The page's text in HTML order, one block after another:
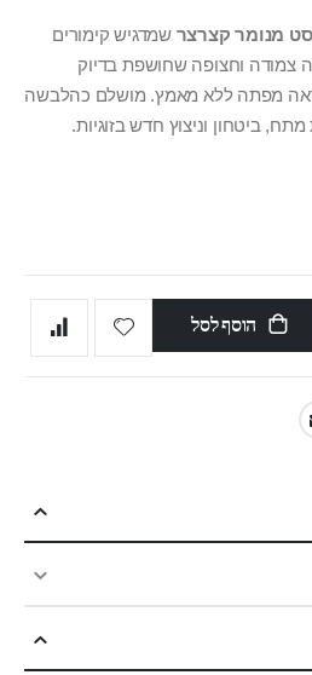
סט מנומר קצרצר שמדגיש קימורים
צמודה וחצופה שחושפת בדיוק
מפתה ללא מאמץ. מושלם כהלבשה
ביטחון וניצוץ חדש בזוגיות.
הוסף לסל